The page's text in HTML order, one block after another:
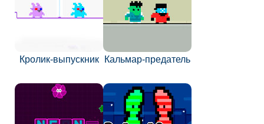
Кролик-выпускник Кальмар-предатель